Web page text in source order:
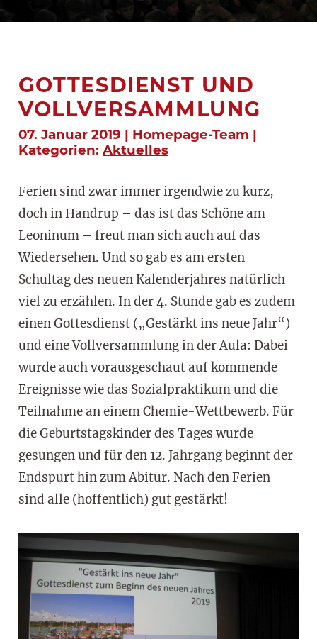
GOTTESDIENST UND
VOLLVERSAMMLUNG
07. Januar 2019 | Homepage-Team |
Kategorien: Aktuelles
Ferien sind zwar immer irgendwie zu kurz,
doch in Handrup – das ist das Schöne am
Leoninum – freut man sich auch auf das
Wiedersehen. Und so gab es am ersten
Schultag des neuen Kalenderjahres natürlich
viel zu erzählen. In der 4. Stunde gab es zudem
einen Gottesdienst („Gestärkt ins neue Jahr“)
und eine Vollversammlung in der Aula: Dabei
wurde auch vorausgeschaut auf kommende
Ereignisse wie das Sozialpraktikum und die
Teilnahme an einem Chemie-Wettbewerb. Für
die Geburtstagskinder des Tages wurde
gesungen und für den 12. Jahrgang beginnt der
Endspurt hin zum Abitur. Nach den Ferien
sind alle (hoffentlich) gut gestärkt!